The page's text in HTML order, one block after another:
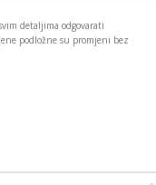
detaljima odgovarati
podložne su promjeni bez